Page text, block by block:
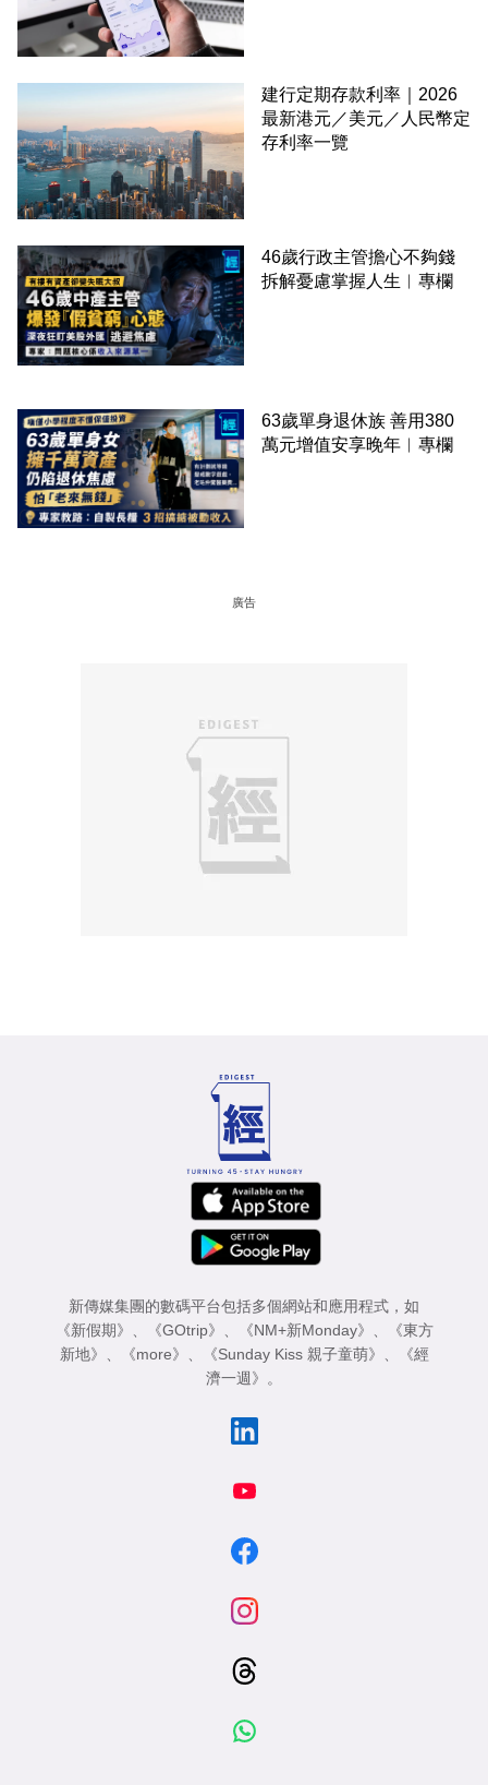
建行定期存款利率｜2026
最新港元／美元／人民幣定
存利率一覽
46歲行政主管擔心不夠錢
拆解憂慮掌握人生︳專欄
63歲單身退休族 善用380
萬元增值安享晚年︳專欄
廣告
新傳媒集團的數碼平台包括多個網站和應用程式，如
《新假期》 、 《GOtrip》 、 《NM+新Monday》 、
《東方
新地》 、 《more》 、 《Sunday Kiss 親子童萌》 、
《經
濟一週》 。